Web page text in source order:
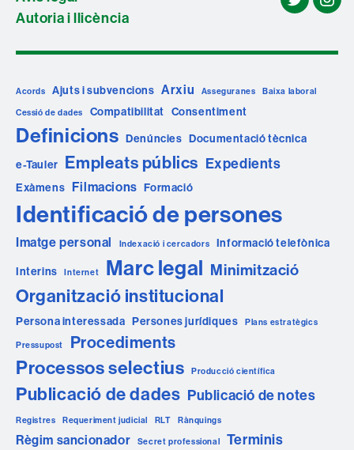
Autoria i llicència
twitter
Acords Ajuts i subvencions Arxiu Asseguranes
Baixa laboral
Cessió de dades
Compatibilitat Consentiment
Definicions Denúncies Documentació tècnica
e-Tauler Empleats públics Expedients
Exàmens Filmacions Formació
Identificació de persones
Imatge personal Indexació i cercadors
Informació telefònica
Interins
Internet Marc legal Minimització
Organització institucional
Persona interessada Persones jurídiques Plans estratègics
Pressupost Procediments
Processos selectius Producció científica
Publicació de dades Publicació de notes
Registres Requeriment judicial RLT Rànquings
Règim sancionador Secret professional Terminis